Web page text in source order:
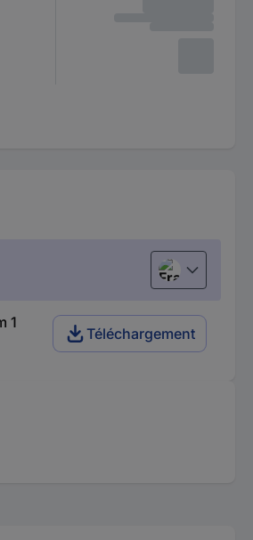
Français
1
Téléchargement